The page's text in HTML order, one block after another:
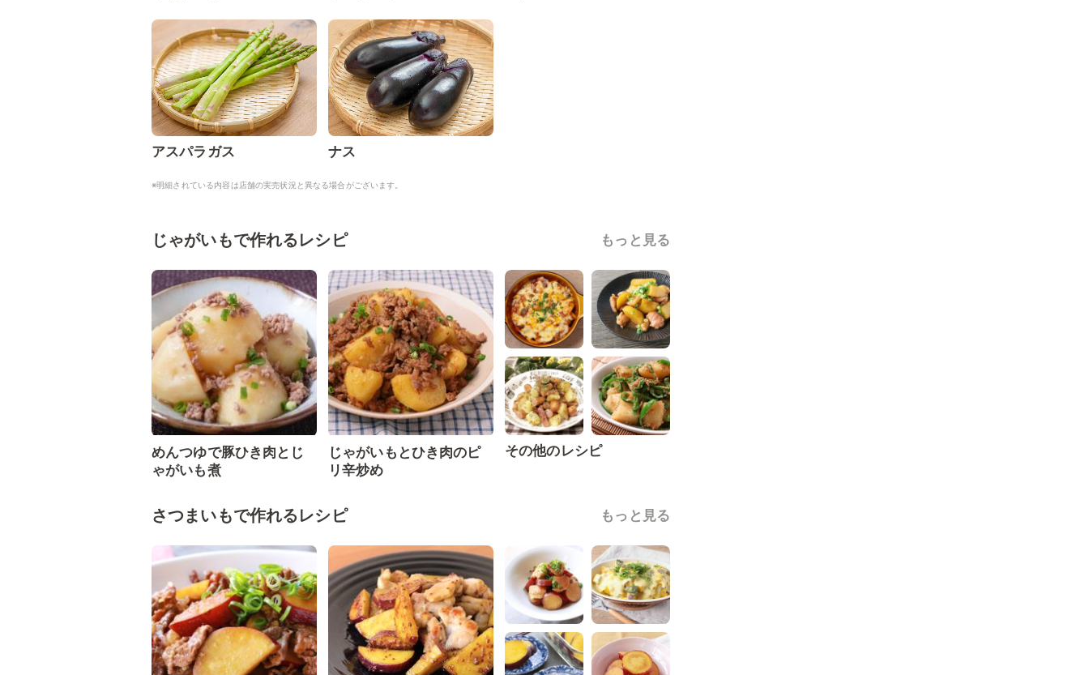
アスパラガス ナス
※明細されている内容は店舗の実売状況と異なる場合がございます。
じゃがいもで作れるレシピ もっと見る
めんつゆで豚ひき肉とじ
ゃがいも煮
じゃがいもとひき肉のピ
リ辛炒め
その他のレシピ
さつまいもで作れるレシピ もっと見る